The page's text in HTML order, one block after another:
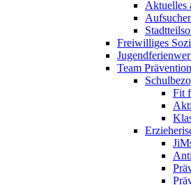
Aktuelles
Freiwilliges
Team
Fit